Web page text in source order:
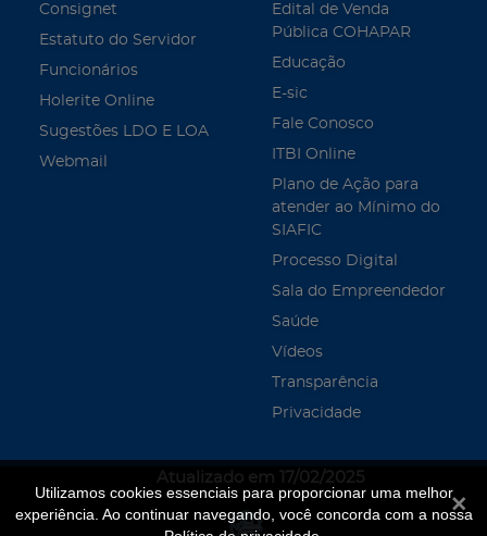
Utilizamos cookies essenciais para proporcionar uma melhor
experiência. Ao continuar navegando, você concorda com a nossa
Consignet
Estatuto do Servidor
Funcionários
Holerite Online
Sugestões LDO E LOA
Webmail
Edital de Venda
Pública COHAPAR
Educação
E-sic
Fale Conosco
ITBI Online
Plano de Ação para
atender ao Mínimo do
SIAFIC
Processo Digital
Sala do Empreendedor
Saúde
Vídeos
Transparência
Privacidade
Atualizado em 17/02/2025